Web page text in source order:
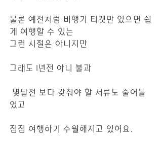
물론 예전처럼 비행기 티켓만 있으면 쉽
게 여행할 수 있는
그런 시절은 아니지만
그래도 1년전 아니 불과
었고
점점 여행하기 수월해지고 있어요.